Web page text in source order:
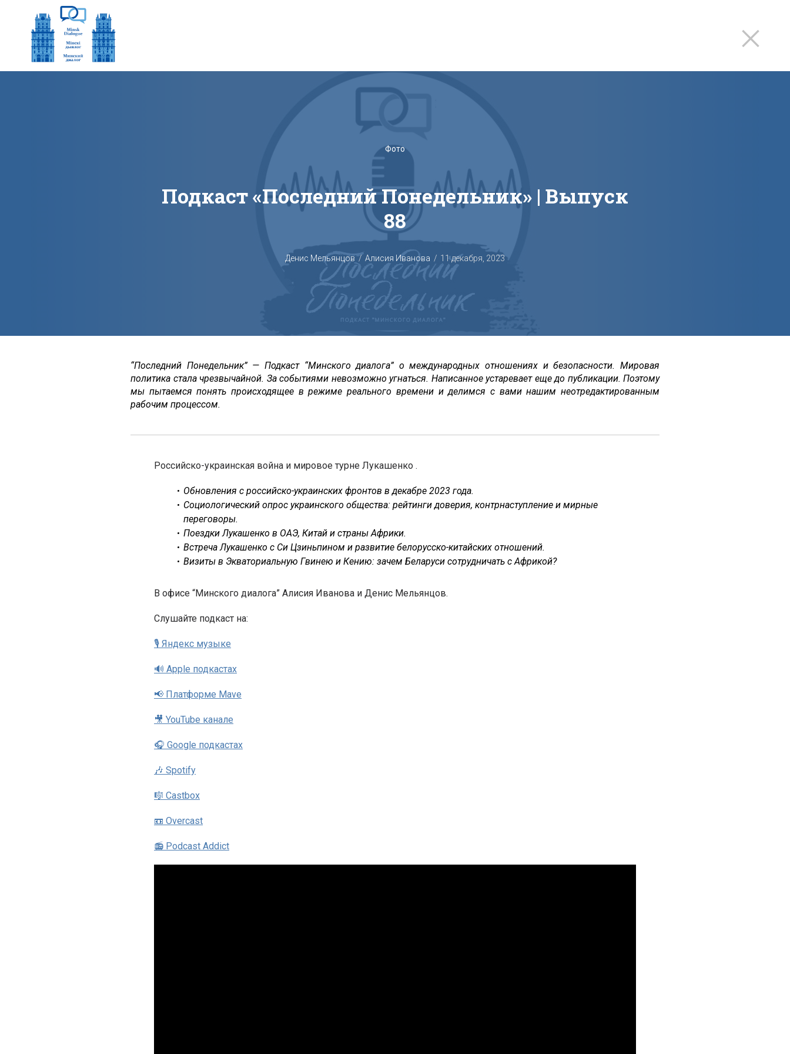
Фото
Подкаст «‎Последний Понедельник»‎ | Выпуск
88
Денис Мельянцов Алисия Иванова 11 декабря, 2023
“Последний Понедельник” — Подкаст “Минского диалога” о международных отношениях и безопасности. Мировая
политика стала чрезвычайной. За событиями невозможно угнаться. Написанное устаревает еще до публикации. Поэтому
мы пытаемся понять происходящее в режиме реального времени и делимся с вами нашим неотредактированным
рабочим процессом.
Российско-украинская война и мировое турне Лукашенко .
Обновления с российско-украинских фронтов в декабре 2023 года.
Социологический опрос украинского общества: рейтинги доверия, контрнаступление и мирные
переговоры.
Поездки Лукашенко в ОАЭ, Китай и страны Африки.
Встреча Лукашенко с Си Цзиньпином и развитие белорусско-китайских отношений.
Визиты в Экваториальную Гвинею и Кению: зачем Беларуси сотрудничать с Aфрикой?
В офисе “Минского диалога” Алисия Иванова и Денис Мельянцов.
Cлушайте подкаст на:
🎙 Яндекс музыке
🔊 Apple подкастах
📢 Платформе Mave
🎥 YouTube канале
🎧 Google подкастах
🎶 Spotify
🎼 Castbox
📼 Overcast
📻 Podcast Addict